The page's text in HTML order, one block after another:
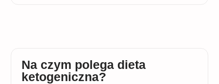
Na czym polega dieta
ketogeniczna?